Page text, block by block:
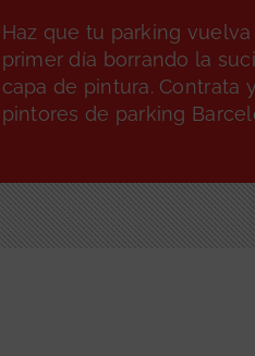
Haz que tu parking
primer día borrando la
capa de pintura. Contrata
pintores de parking